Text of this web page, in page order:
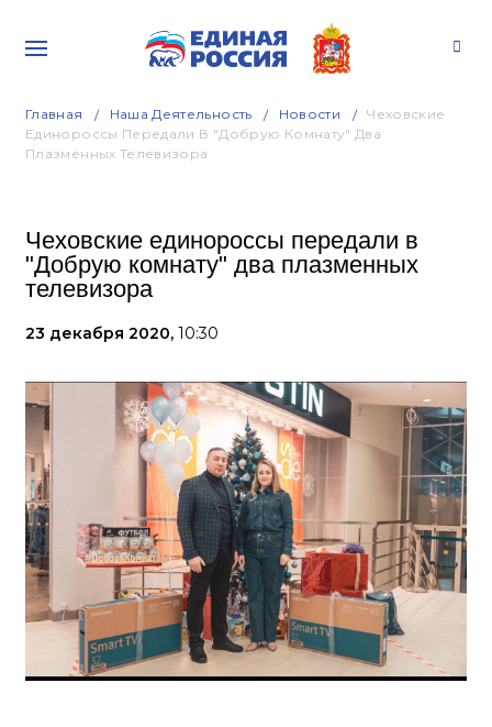
Главная Наша Деятельность Новости
Чеховские
Единороссы Передали В "Добрую Комнату" Два
Плазменных Телевизора
Чеховские единороссы передали в
"Добрую комнату" два плазменных
телевизора
23 декабря 2020, 10:30